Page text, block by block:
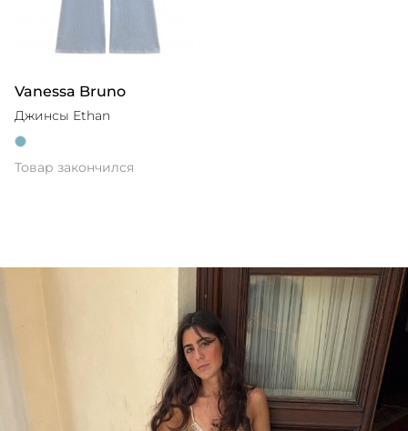
Vanessa Bruno
Джинсы Ethan
Товар закончился